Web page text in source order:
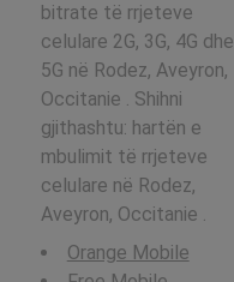
bitrate të rrjeteve
celulare 2G, 3G, 4G dhe
5G në Rodez, Aveyron,
Occitanie . Shihni
gjithashtu: hartën e
mbulimit të rrjeteve
celulare në Rodez,
Aveyron, Occitanie .
Orange Mobile